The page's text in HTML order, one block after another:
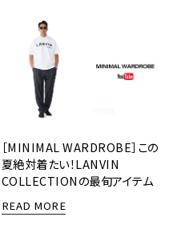
［MINIMAL WARDROBE］この
夏絶対着たい！LANVIN
COLLECTIONの最旬アイテム
READ MORE